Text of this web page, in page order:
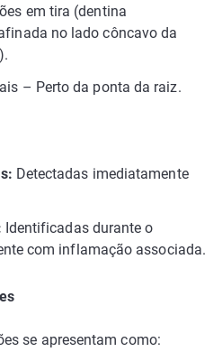
em tira (dentina
no lado côncavo da
– Perto da ponta da raiz.
Detectadas imediatamente
Identificadas durante o
com inflamação associada.
se apresentam como: